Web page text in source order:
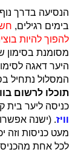
הנסיעה בדרך
בימים רגילים,
להפוך להיות
מסומנת בסימון
היער דאגה
המסלול נתחיל
תוכלו לרשום
כניסה ליער בית
וויז. (ישנה
מעט כניסות וזה
לכל אחת